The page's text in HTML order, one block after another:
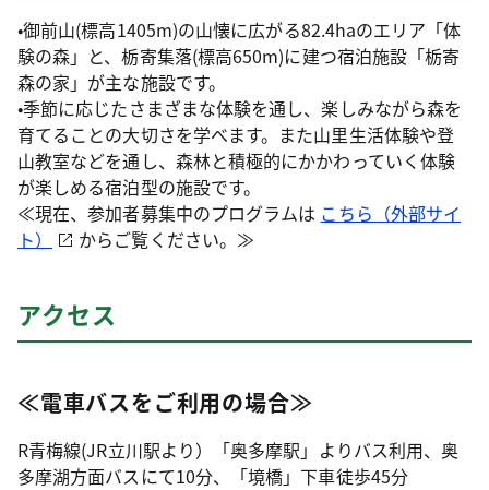
•御前山(標高1405m)の山懐に広がる82.4haのエリア「体
験の森」と、栃寄集落(標高650m)に建つ宿泊施設「栃寄
森の家」が主な施設です。
•季節に応じたさまざまな体験を通し、楽しみながら森を
育てることの大切さを学べます。また山里生活体験や登
山教室などを通し、森林と積極的にかかわっていく体験
が楽しめる宿泊型の施設です。
≪現在、参加者募集中のプログラムは こちら（外部サイ
ト）
からご覧ください。≫
アクセス
≪電車バスをご利用の場合≫
R青梅線(JR立川駅より）「奥多摩駅」よりバス利用、奥
多摩湖方面バスにて10分、「境橋」下車徒歩45分